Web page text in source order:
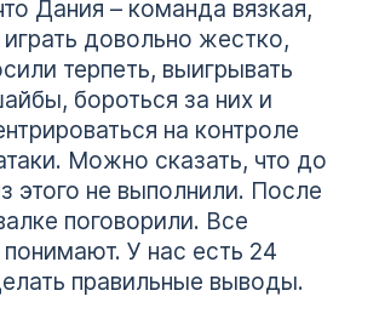
Дания – команда вязкая,
довольно жестко,
терпеть, выигрывать
бороться за них и
на контроле
Можно сказать, что до
этого не выполнили. После
поговорили. Все
У нас есть 24
правильные выводы.